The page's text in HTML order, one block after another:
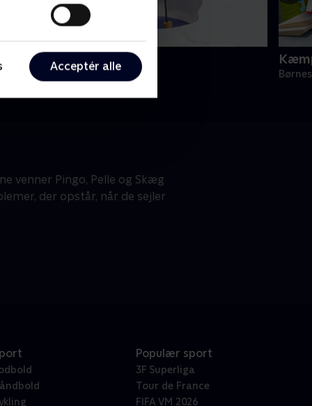
Acceptér alle
• 6 sæsoner
venner Pingo, Pelle og Skæg
der opstår, når de sejler
Populær sport
3F Superliga
Tour de France
FIFA VM 2026